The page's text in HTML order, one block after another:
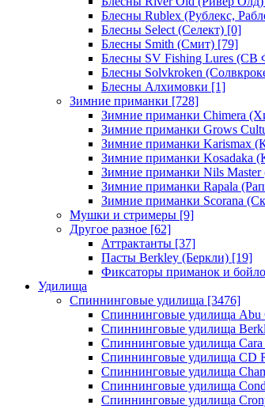
Блесны Rublex (Рублекс,
Блесны Select (Селект) [0]
Блесны Smith (Смит) [79]
Блесны SV Fishing Lures
Блесны Solvkroken
Блесны Алхимовки [1]
Зимние приманки [728]
Зимние приманки Chimera
Зимние приманки Grows
Зимние приманки Karismax
Зимние приманки Kosadaka
Зимние приманки Nils
Зимние приманки Rapala
Зимние приманки Scorana
Мушки и стримеры [9]
Другое разное [62]
Аттрактанты [37]
Пасты Berkley (Беркли) [19]
Фиксаторы приманок и
Удилища
Спиннинговые удилища [3476]
Спиннинговые удилища Abu
Спиннинговые удилища
Спиннинговые удилища
Спиннинговые удилища CD
Спиннинговые удилища
Спиннинговые удилища
Спиннинговые удилища